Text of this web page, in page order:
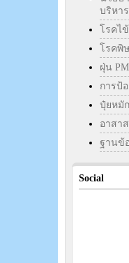
บริหา
โรคไ
โรคพิ
ฝุ่น
การป้
ปุ๋ยหมั
อาสา
ฐานข้
Social